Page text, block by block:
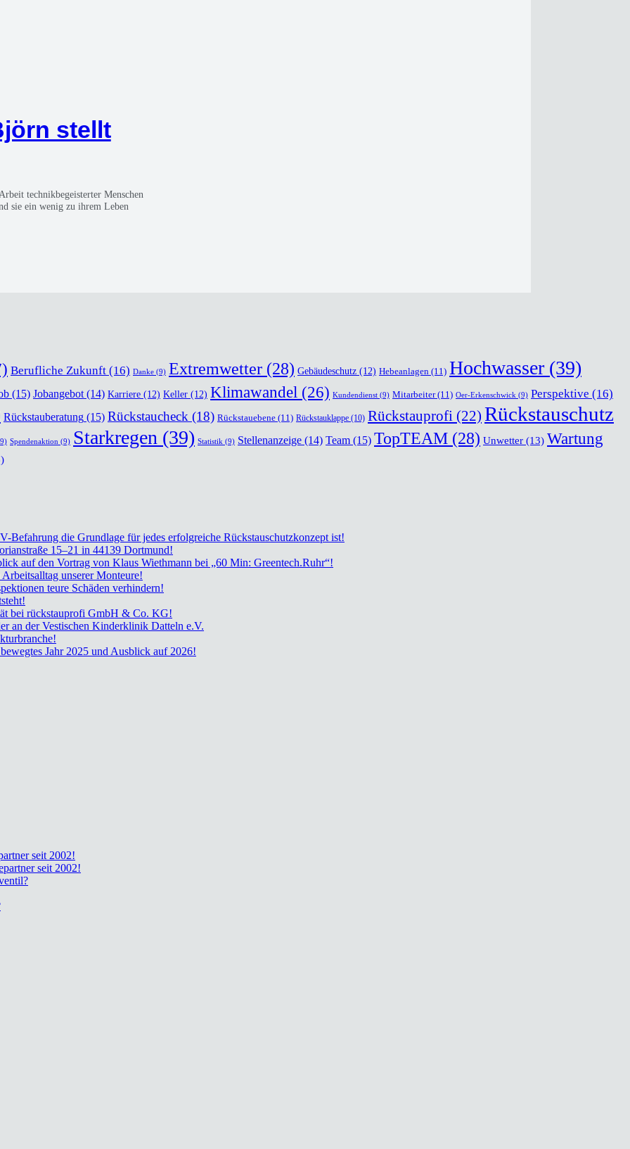
stellt
tech­nik­be­geis­ter­ter Men­schen
sie ein wenig zu ihrem Leben
Berufliche Zukunft (16) Danke (9) Extremwetter (28) Gebäudeschutz (12) Hebeanlagen (11) Hochwasser (39)
(15) Jobangebot (14) Karriere (12) Keller (12) Klimawandel (26) Kundendienst (9) Mitarbeiter(11) Oer-Erkenschwick (9) Perspektive (16)
Rückstauberatung (15) Rückstaucheck (18) Rückstauebene (11) Rückstauklappe (10) Rückstauprofi (22) Rückstauschutz
Spendenaktion (9) Starkregen (39) Statistik (9) Stellenanzeige (14) Team (15) TopTEAM (28) Unwetter (13) Wartung
Befah­rung die Grund­la­ge für jedes erfolg­rei­che Rückstau­schutz­kon­zept ist!
15–21 in 44139 Dort­mund!
auf den Vor­trag von Klaus Wieth­mann bei „60 Min: Greentech.Ruhr“!
unse­rer Mon­teu­re!
teu­re Schä­den ver­hin­dern!
bei rück­stau­pro­fi GmbH & Co. KG!
an der Ves­ti­schen Kin­der­kli­nik Dat­teln e.V.
Jahr 2025 und Aus­blick auf 2026!
seit 2002!
seit 2002!